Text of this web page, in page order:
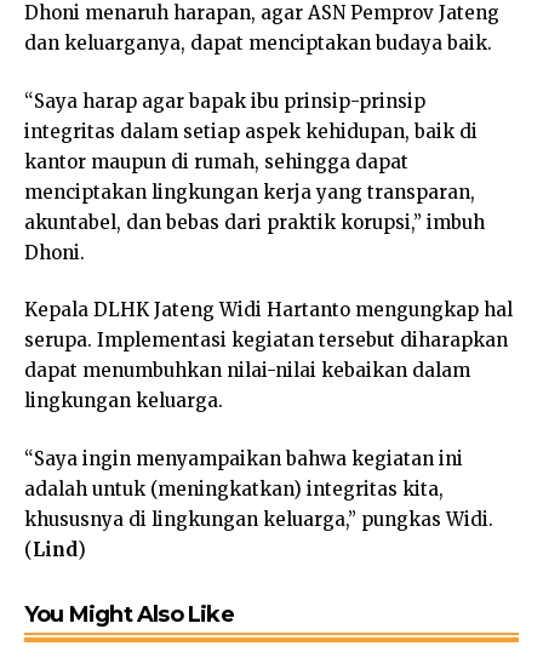
Dhoni menaruh harapan, agar ASN Pemprov Jateng
dan keluarganya, dapat menciptakan budaya baik.
“Saya harap agar bapak ibu prinsip-prinsip
integritas dalam setiap aspek kehidupan, baik di
kantor maupun di rumah, sehingga dapat
menciptakan lingkungan kerja yang transparan,
akuntabel, dan bebas dari praktik korupsi,” imbuh
Dhoni.
Kepala DLHK Jateng Widi Hartanto mengungkap hal
serupa. Implementasi kegiatan tersebut diharapkan
dapat menumbuhkan nilai-nilai kebaikan dalam
lingkungan keluarga.
“Saya ingin menyampaikan bahwa kegiatan ini
adalah untuk (meningkatkan) integritas kita,
khususnya di lingkungan keluarga,” pungkas Widi.
(Lind)
You Might Also Like